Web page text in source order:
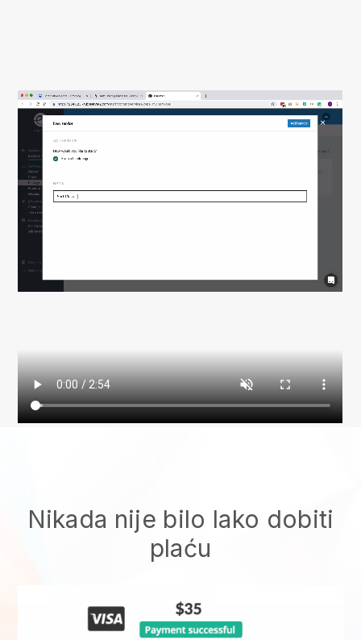
Nikada nije bilo lako dobiti
plaću